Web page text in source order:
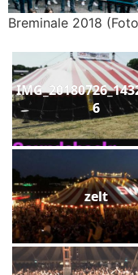
Breminale 2018
6
zelt